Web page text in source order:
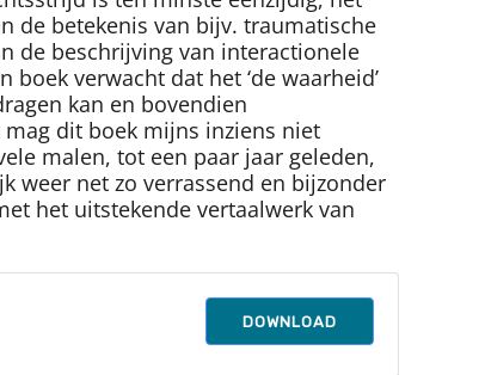
de betekenis van bijv. traumatische
de beschrijving van interactionele
verwacht dat het ‘de waarheid’
kan en bovendien
dit boek mijns inziens niet
malen, tot een paar jaar geleden,
weer net zo verrassend en bijzonder
het uitstekende vertaalwerk van
DOWNLOAD